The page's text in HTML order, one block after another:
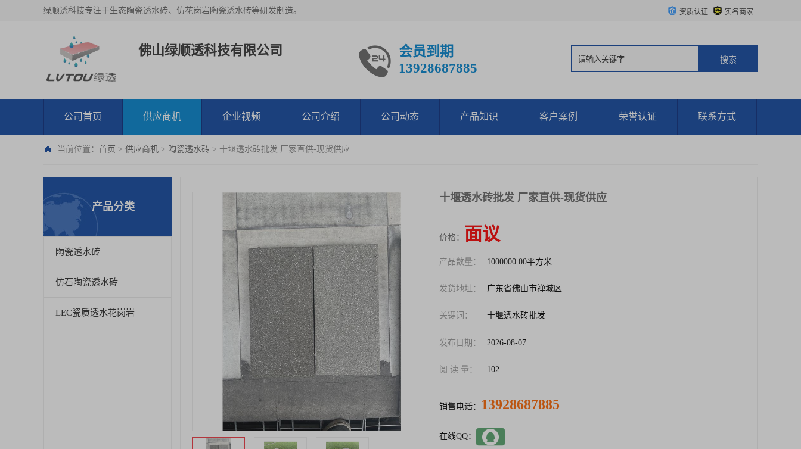
绿顺透科技专注于生态陶瓷透水砖、仿花岗岩陶瓷透水砖等研发制造。 资质认证 实名商家
佛山绿顺透科技有限公司
会员到期
13928687885
公司首页 供应商机 企业视频 公司介绍 公司动态 产品知识 客户案例 荣誉认证 联系方式
当前位置： 首页 > 供应商机 > 陶瓷透水砖 > 十堰透水砖批发 厂家直供-现货供应
产品分类
陶瓷透水砖
仿石陶瓷透水砖
LEC瓷质透水花岗岩
十堰透水砖批发 厂家直供-现货供应
价格： 面议
产品数量： 1000000.00平方米
发货地址： 广东省佛山市禅城区
关键词： 十堰透水砖批发
发布日期： 2026-08-07
阅 读 量： 102
销售电话： 13928687885
在线QQ：